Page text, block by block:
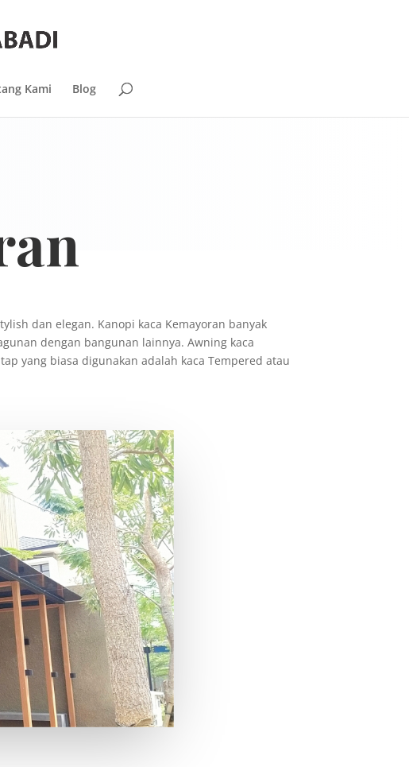
Kami Blog
dan elegan. Kanopi kaca Kemayoran banyak
dengan bangunan lainnya. Awning kaca
yang biasa digunakan adalah kaca Tempered atau